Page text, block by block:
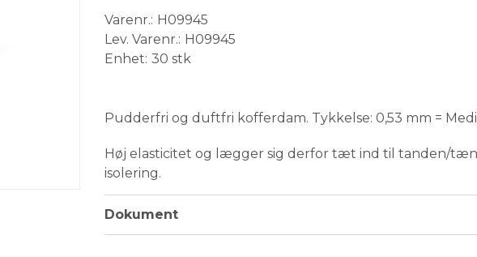
Varenr.
H09945
Lev. Varenr.
H09945
Enhet 30 stk
Pudderfri og duftfri kofferdam. Tykkelse: 0,53 mm =
Høj elasticitet og lægger sig derfor tæt ind til tanden/
isolering.
Dokument